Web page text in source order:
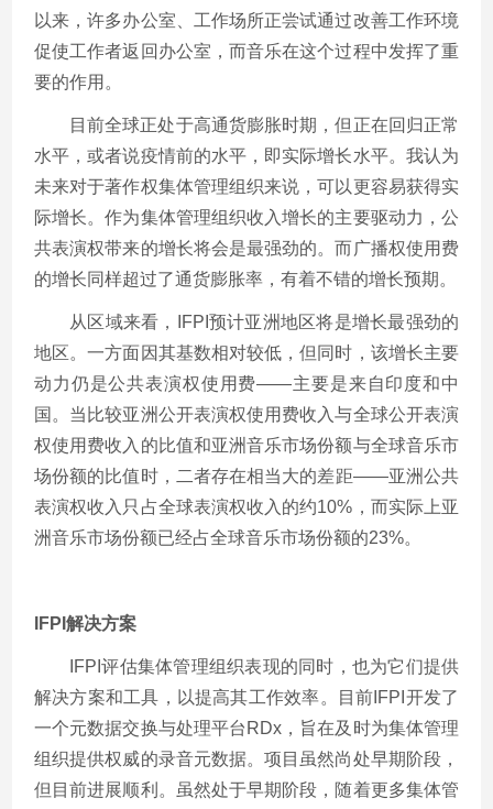
以来，许多办公室、工作场所正尝试通过改善工作环境
促使工作者返回办公室，而音乐在这个过程中发挥了重
要的作用。
目前全球正处于高通货膨胀时期，但正在回归正常
水平，或者说疫情前的水平，即实际增长水平。我认为
未来对于著作权集体管理组织来说，可以更容易获得实
际增长。作为集体管理组织收入增长的主要驱动力，公
共表演权带来的增长将会是最强劲的。而广播权使用费
的增长同样超过了通货膨胀率，有着不错的增长预期。
从区域来看，IFPI预计亚洲地区将是增长最强劲的
地区。一方面因其基数相对较低，但同时，该增长主要
动力仍是公共表演权使用费——主要是来自印度和中
国。当比较亚洲公开表演权使用费收入与全球公开表演
权使用费收入的比值和亚洲音乐市场份额与全球音乐市
场份额的比值时，二者存在相当大的差距——亚洲公共
表演权收入只占全球表演权收入的约10%，而实际上亚
洲音乐市场份额已经占全球音乐市场份额的23%。
IFPI 解决方案
IFPI评估集体管理组织表现的同时，也为它们提供
解决方案和工具，以提高其工作效率。目前IFPI开发了
一个元数据交换与处理平台RDx，旨在及时为集体管理
组织提供权威的录音元数据。项目虽然尚处早期阶段，
但目前进展顺利。虽然处于早期阶段，随着更多集体管